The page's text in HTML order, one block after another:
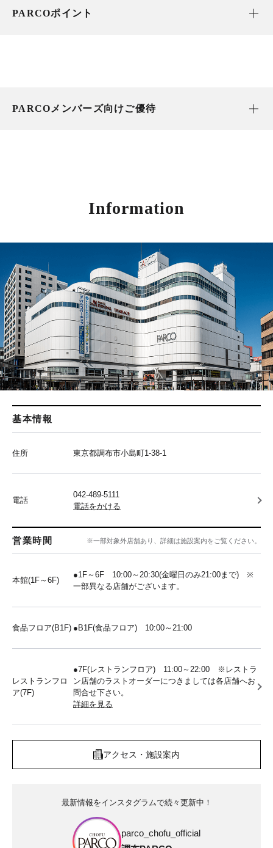
PARCOポイント
PARCOメンバーズ向けご優待
Information
基本情報
住所 東京都調布市小島町1-38-1
電話
042-489-5111
電話をかける
営業時間 ※一部対象外店舗あり、詳細は施設案内をご覧ください。
本館(1F～6F)
●1F～6F 10:00～20:30(金曜日のみ21:00まで) ※
一部異なる店舗がございます。
食品フロア(B1F) ●B1F(食品フロア) 10:00～21:00
レストランフロ
ア(7F)
●7F(レストランフロア) 11:00～22:00 ※レストラ
ン店舗のラストオーダーにつきましては各店舗へお
問合せ下さい。
詳細を見る
アクセス・施設案内
最新情報をインスタグラムで続々更新中！
parco_chofu_official